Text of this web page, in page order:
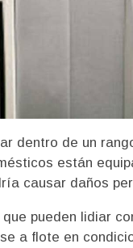
dentro de un
están
causar daños
pueden lidiar
a flote en